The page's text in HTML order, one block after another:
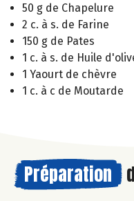
50 g de Chapelure
2 c. à s. de Farine
150 g de Pates
1 c. à s. de Huile
1 Yaourt de chèvre
1 c. à c de Moutarde
Préparation